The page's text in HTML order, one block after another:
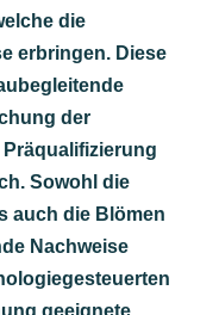
die
erbringen. Diese
der
Sowohl die
auch die Blömen
Nachweise
geeignete